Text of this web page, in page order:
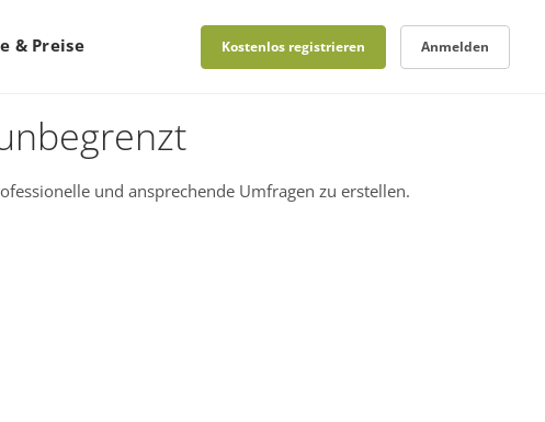
& Preise Kostenlos registrieren Anmelden
und ansprechende Umfragen zu erstellen.